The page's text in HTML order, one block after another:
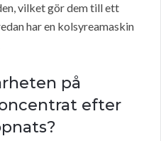
vilket gör dem till ett
har en kolsyreamaskin
på
efter